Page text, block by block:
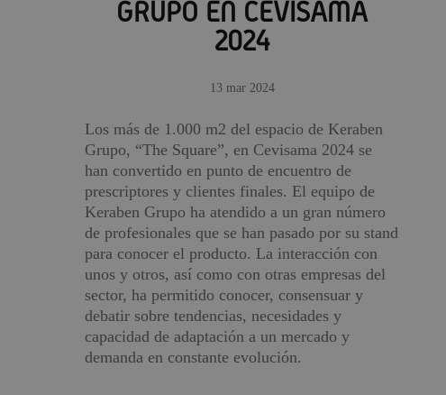
GRUPO EN CEVISAMA
2024
13 mar 2024
Los más de 1.000 m2 del espacio de Keraben
Grupo, “The Square”, en Cevisama 2024 se
han convertido en punto de encuentro de
prescriptores y clientes finales. El equipo de
Keraben Grupo ha atendido a un gran número
de profesionales que se han pasado por su stand
para conocer el producto. La interacción con
unos y otros, así como con otras empresas del
sector, ha permitido conocer, consensuar y
debatir sobre tendencias, necesidades y
capacidad de adaptación a un mercado y
demanda en constante evolución.